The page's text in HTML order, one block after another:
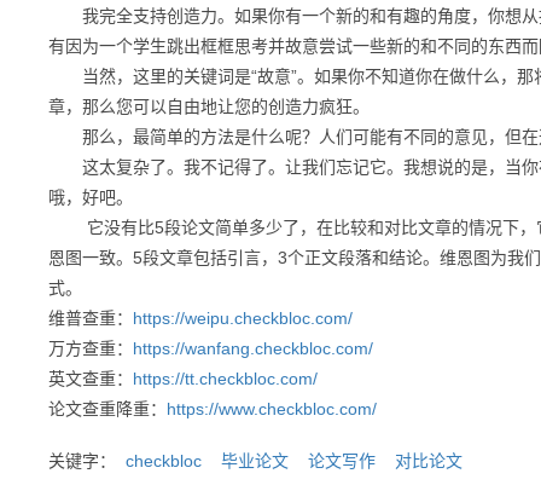
我完全支持创造力。如果你有一个新的和有趣的角度，你想从
有因为一个学生跳出框框思考并故意尝试一些新的和不同的东西
当然，这里的关键词是“故意”。如果你不知道你在做什么，那
章，那么您可以自由地让您的创造力疯狂。
那么，最简单的方法是什么呢？人们可能有不同的意见，但在
这太复杂了。我不记得了。让我们忘记它。我想说的是，当你
哦，好吧。
它没有比5段论文简单多少了，在比较和对比文章的情况下，
恩图一致。5段文章包括引言，3个正文段落和结论。维恩图为我
式。
维普查重： https://weipu.checkbloc.com/
万方查重： https://wanfang.checkbloc.com/
英文查重： https://tt.checkbloc.com/
论文查重降重： https://www.checkbloc.com/
关键字： checkbloc 毕业论文 论文写作
对比论文